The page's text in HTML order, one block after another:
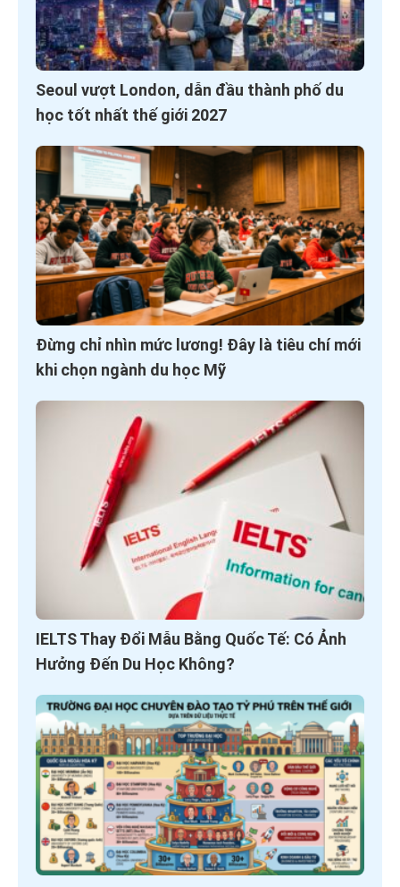
Seoul vượt London, dẫn đầu thành phố du
học tốt nhất thế giới 2027
Đừng chỉ nhìn mức lương! Đây là tiêu chí mới
khi chọn ngành du học Mỹ
IELTS Thay Đổi Mẫu Bằng Quốc Tế: Có Ảnh
Hưởng Đến Du Học Không?